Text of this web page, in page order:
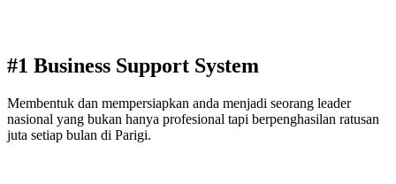
#1 Business Support System
Membentuk dan mempersiapkan anda menjadi seorang leader
nasional yang bukan hanya profesional tapi berpenghasilan ratusan
juta setiap bulan di Parigi.